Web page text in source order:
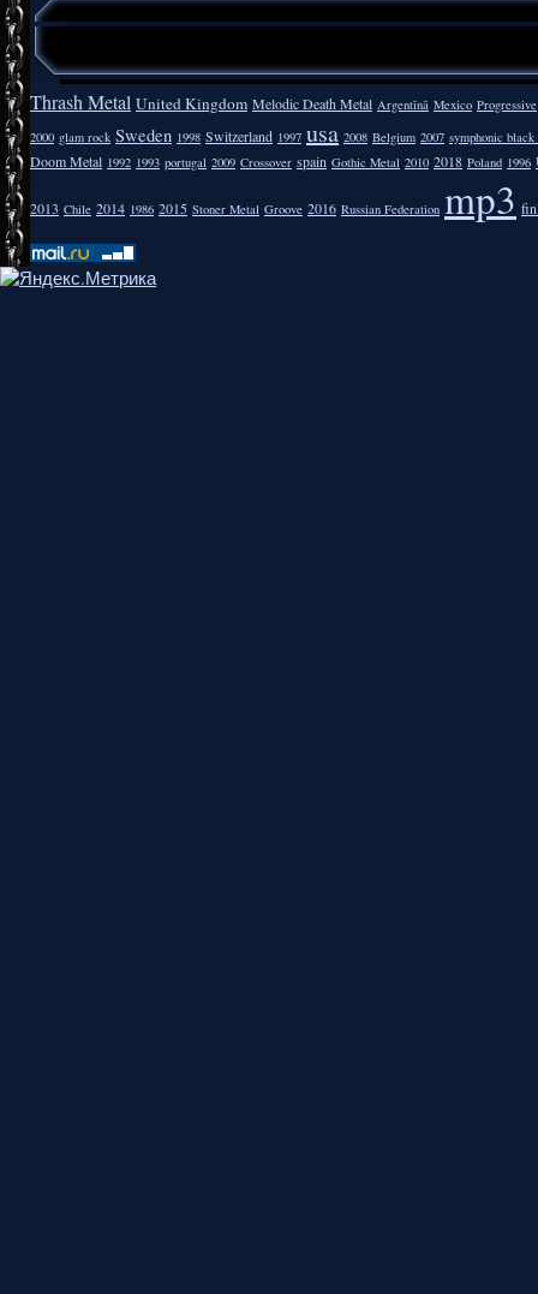
Thrash Metal United Kingdom Melodic Death Metal Argentīnā Mexico Progressive
2000 glam rock Sweden 1998 Switzerland 1997 usa 2008 Belgium 2007 symphonic
Doom Metal 1992 1993 portugal 2009 Crossover spain Gothic Metal 2010 2018 Poland 1996
2013 Chile 2014 1986 2015 Stoner Metal Groove 2016 Russian Federation mp3